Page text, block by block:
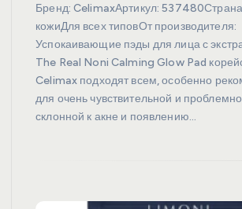
Бренд: CelimaxАртикул:
кожиДля всех типовОт производителя:
Успокаивающие пэды для лица с
The Real Noni Calming Glow Pad
Celimax подходят всем, особенно
для очень чувствительной и
склонной к акне и появлению…